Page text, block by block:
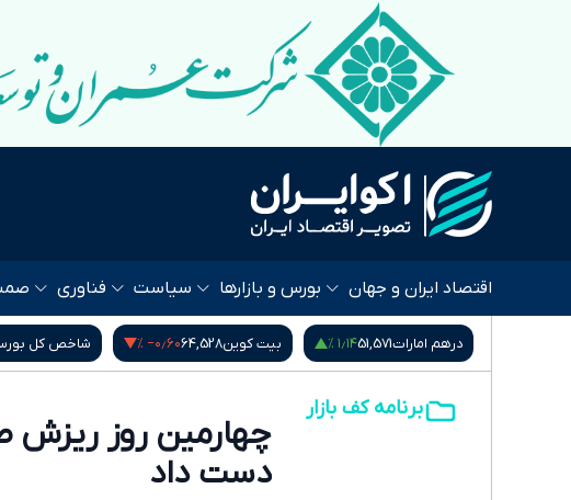
اقتصاد ایران و جهان بورس و بازارها سیاست فناوری
درهم امارات51,571۱٫۱۴ % بیت کوین64,528‎−۰٫۶۰ % شاخص کل
برنامه کف بازار
دست داد